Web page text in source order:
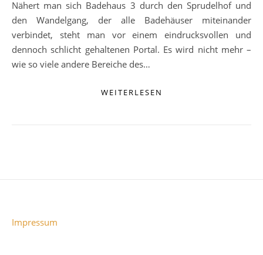
Nähert man sich Badehaus 3 durch den Sprudelhof und
den Wandelgang, der alle Badehäuser miteinander
verbindet, steht man vor einem eindrucksvollen und
dennoch schlicht gehaltenen Portal. Es wird nicht mehr –
wie so viele andere Bereiche des…
WEITERLESEN
Impressum